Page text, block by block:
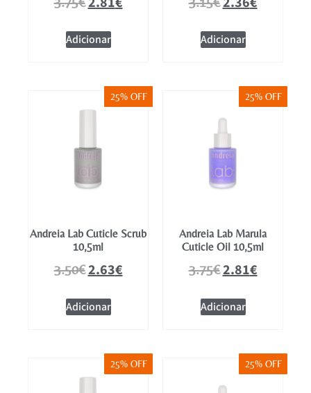
Adicionar Adicionar
25% OFF
Andreia Lab Cuticle Scrub
10,5ml
3.50€2.63€
Adicionar
25% OFF
Andreia Lab Marula
Cuticle Oil 10,5ml
3.75€2.81€
Adicionar
25% OFF 25% OFF